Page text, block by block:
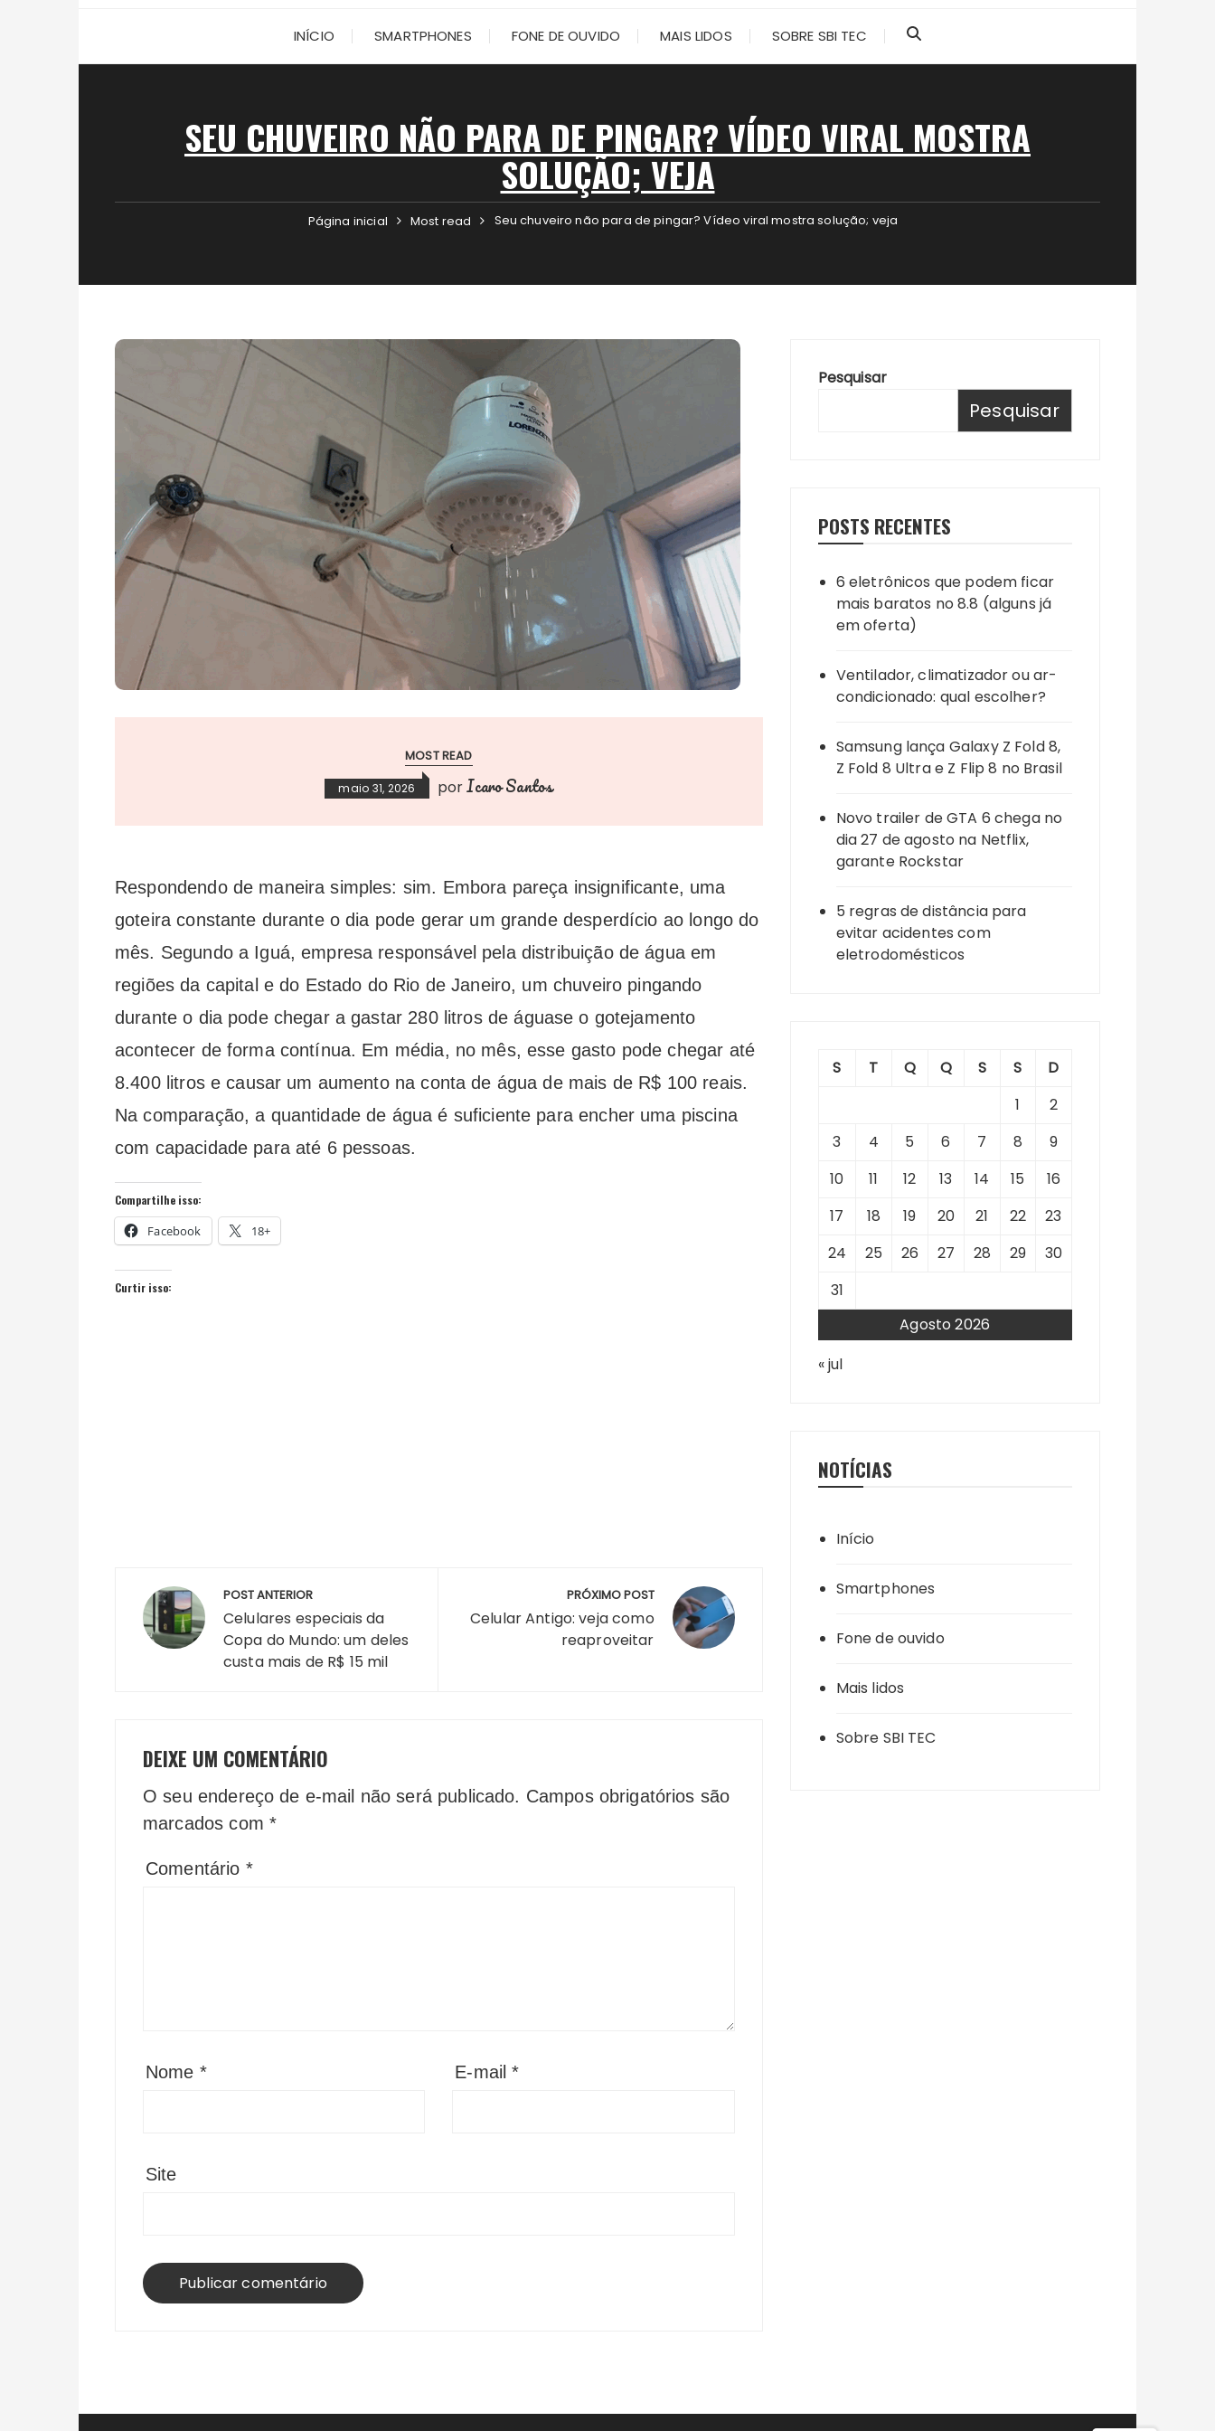
INÍCIO SMARTPHONES FONE DE OUVIDO MAIS LIDOS SOBRE SBI TEC
SEU CHUVEIRO NÃO PARA DE PINGAR? VÍDEO VIRAL MOSTRA
SOLUÇÃO; VEJA
Página inicial Most read Seu chuveiro não para de pingar? Vídeo viral mostra solução; veja
MOST READ
maio 31, 2026 porIcaro Santos
Respondendo de maneira simples: sim. Embora pareça insignificante, uma
goteira constante durante o dia pode gerar um grande desperdício ao longo do
mês. Segundo a Iguá, empresa responsável pela distribuição de água em
regiões da capital e do Estado do Rio de Janeiro, um chuveiro pingando
durante o dia pode chegar a gastar 280 litros de águase o gotejamento
acontecer de forma contínua. Em média, no mês, esse gasto pode chegar até
8.400 litros e causar um aumento na conta de água de mais de R$ 100 reais.
Na comparação, a quantidade de água é suficiente para encher uma piscina
com capacidade para até 6 pessoas.
Compartilhe isso:
Facebook 18+
Curtir isso:
Navegação
de
Post
POST ANTERIOR
Celulares especiais da
Copa do Mundo: um deles
custa mais de R$ 15 mil
PRÓXIMO POST
Celular Antigo: veja como
reaproveitar
DEIXE UM COMENTÁRIO
O seu endereço de e-mail não será publicado. Campos obrigatórios são
marcados com *
Comentário *
Nome * E-mail*
Site
Pesquisar
Pesquisar
POSTS RECENTES
6 eletrônicos que podem ficar
mais baratos no 8.8 (alguns já
em oferta)
Ventilador, climatizador ou ar-
condicionado: qual escolher?
Samsung lança Galaxy Z Fold 8,
Z Fold 8 Ultra e Z Flip 8 no Brasil
Novo trailer de GTA 6 chega no
dia 27 de agosto na Netflix,
garante Rockstar
5 regras de distância para
evitar acidentes com
eletrodomésticos
Agosto 2026
S T Q Q S S
D
1
2
3
4 5 6 7 8
9
10
11 12 13 14 15
16
17
18 19 20 21 22
23
24
25 26 27 28 29
30
31
« jul
NOTÍCIAS
Início
Smartphones
Fone de ouvido
Mais lidos
Sobre SBI TEC